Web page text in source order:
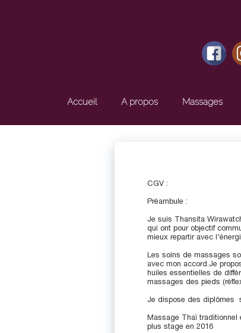
Accueil A propos Massages
CGV :
Préambule :
Je suis Thansita
qui ont pour objectif
mieux repartir avec
Les soins de massages
avec mon accord.Je
huiles essentielles de
massages des pieds
Je dispose des diplômes
Massage Thaï traditionnel
plus stage en 2016